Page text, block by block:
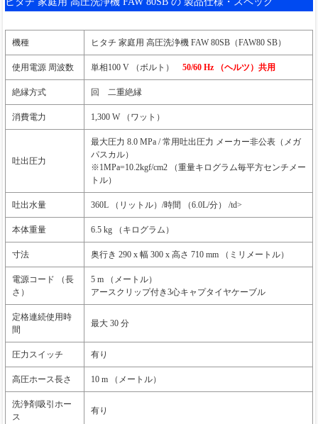
機種 ヒタチ 家庭用 高圧洗浄機 FAW 80SB（FAW80 SB）
使用電源 周波数 単相100 V （ボルト） 50/60 Hz （ヘルツ）共用
絶縁方式 回 二重絶縁
消費電力 1,300 W （ワット）
吐出圧力
最大圧力 8.0 MPa / 常用吐出圧力 メーカー非公表（メガ
パスカル）
※1MPa=10.2kgf/cm2 （重量キログラム毎平方センチメー
トル）
吐出水量 360L （リットル）/時間 （6.0L/分） /td>
本体重量 6.5 kg （キログラム）
寸法 奥行き 290 x 幅 300 x 高さ 710 mm （ミリメートル）
電源コード （長
さ）
5 m （メートル）
アースクリップ付き3心キャプタイヤケーブル
定格連続使用時
間
最大 30 分
圧力スイッチ 有り
高圧ホース長さ 10 m （メートル）
洗浄剤吸引ホー
ス
有り